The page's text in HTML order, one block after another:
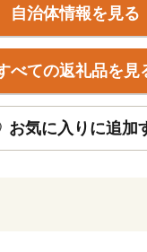
然記念物に指定)や江戸
の外城が置かれた、
(国の重要伝統的建造
おり、往時の面影が今
自治体情報を見る
べての返礼品を見
お気に入りに追加